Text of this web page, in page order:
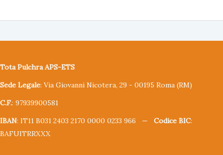
Tota Pulchra APS-ETS
Sede Legale: Via Giovanni Nicotera, 29 - 00195 Roma (RM)
C.F.: 97939900581
IBAN: IT11 B031 2403 2170 0000 0233 966 — Codice BIC:
BAFUITRRXXX